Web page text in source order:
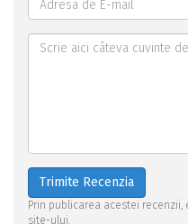
Trimite Recenzia
Prin publicarea acestei
site-ului.